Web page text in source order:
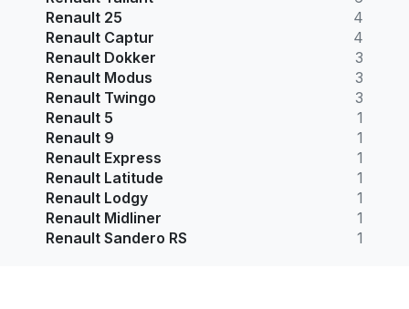
Renault 25
4
Renault Captur
4
Renault Dokker
3
Renault Modus
3
Renault Twingo
3
Renault 5
1
Renault 9
1
Renault Express
1
Renault Latitude
1
Renault Lodgy
1
Renault Midliner
1
Renault Sandero RS
1